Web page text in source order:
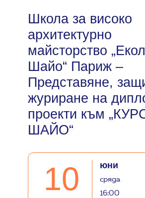
Школа за високо
архитектурно
майсторство
Шайо“ Париж –
Представяне,
журиране на
проекти към
ШАЙО“
10 юни
сряда
16:00